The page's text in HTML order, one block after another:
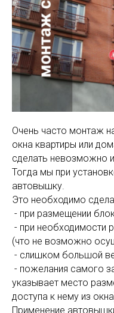
Очень часто монтаж
окна квартиры или
сделать невозможно
Тогда мы при
автовышку.
Это необходимо
- при размещении
- при необходимости
(что не возможно
- слишком большой
- пожелания самого
указывает место
доступа к нему из
Применение